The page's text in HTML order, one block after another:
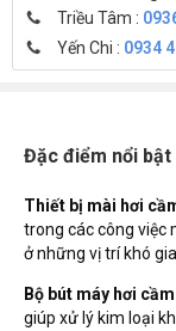
Triều Tâm :
Yến Chi : 0934
Đặc điểm nổi bật
Thiết bị mài hơi
trong các công việc
ở những vị trí khó gia
Bộ bút máy hơi
giúp xử lý kim loại